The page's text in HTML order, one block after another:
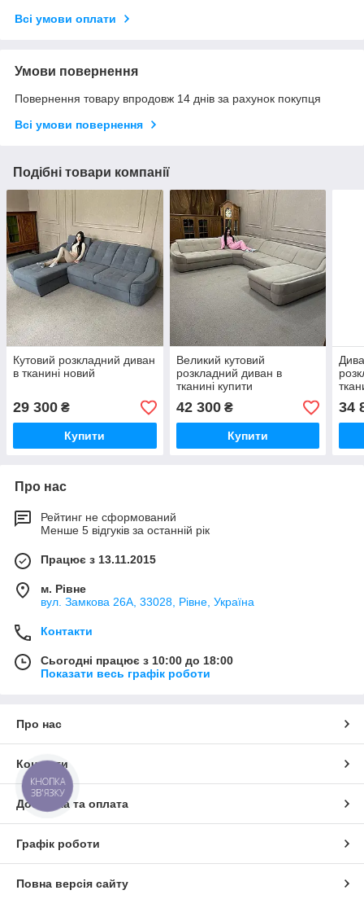
Всі умови оплати
Умови повернення
Повернення товару впродовж 14 днів за рахунок покупця
Всі умови повернення
Подібні товари компанії
Кутовий розкладний диван
в тканині новий
29 300 ₴
Купити
Великий кутовий
розкладний диван в
тканині купити
42 300₴
Купити
34
Про нас
Рейтинг не сформований
Менше 5 відгуків за останній рік
Працює з 13.11.2015
м. Рівне
вул. Замкова 26А, 33028, Рівне, Україна
Контакти
Сьогодні працює з 10:00 до 18:00
Показати весь графік роботи
Про нас
Контакти
Доставка та оплата
Графік роботи
Повна версія сайту
КНОПКА
ЗВ'ЯЗКУ